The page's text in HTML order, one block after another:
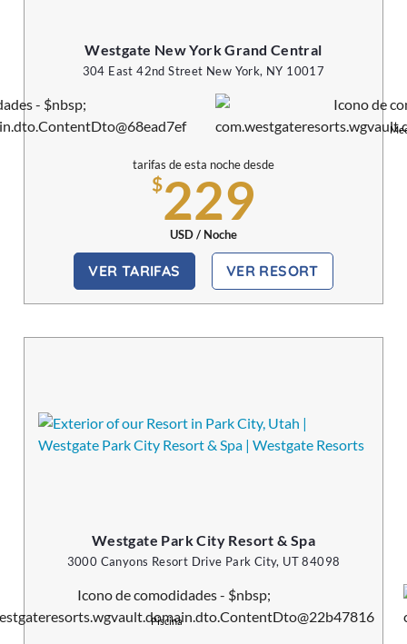
Westgate New York Grand Central
304 East 42nd Street New York, NY 10017
tarifas de esta noche desde
$229
USD / Noche
VER TARIFAS VER RESORT
Westgate Park City Resort & Spa
3000 Canyons Resort Drive Park City, UT 84098
Piscina